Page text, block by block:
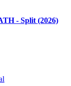
- Split (2026)